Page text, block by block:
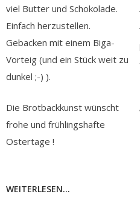
viel Butter und Schokolade.
Einfach herzustellen.
Gebacken mit einem Biga-
Vorteig (und ein Stück weit zu
dunkel ;-) ).
Die Brotbackkunst wünscht
frohe und frühlingshafte
Ostertage !
WEITERLESEN...